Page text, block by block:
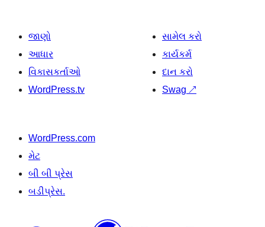
જાણો
આધાર
વિકાસકર્તાઓ
WordPress.tv
સામેલ કરો
કાર્યકર્મ
દાન કરો
Swag ↗
WordPress.com
મેટ
બી બી પ્રેસ
બડીપ્રેસ.